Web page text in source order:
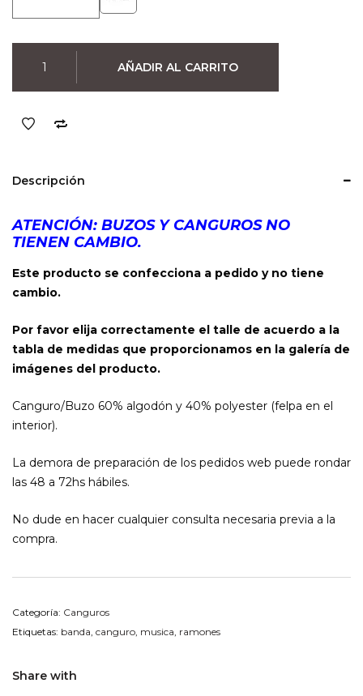
Ramones
Hey
(Negro)
AÑADIR AL CARRITO
Descripción
ATENCIÓN: BUZOS Y CANGUROS NO
TIENEN CAMBIO.
Este producto se confecciona a pedido y no tiene
cambio.
Por favor elija correctamente el talle de acuerdo a la
tabla de medidas que proporcionamos en la galería de
imágenes del producto.
Canguro/Buzo 60% algodón y 40% polyester (felpa en el
interior).
La demora de preparación de los pedidos web puede rondar
las 48 a 72hs hábiles.
No dude en hacer cualquier consulta necesaria previa a la
compra.
Categoría: Canguros
Etiquetas: banda, canguro, musica, ramones
Share with